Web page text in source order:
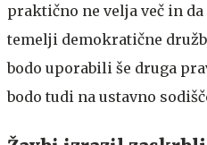
praktično ne velja več in
temelji demokratične
bodo uporabili še druga
bodo tudi na ustavno